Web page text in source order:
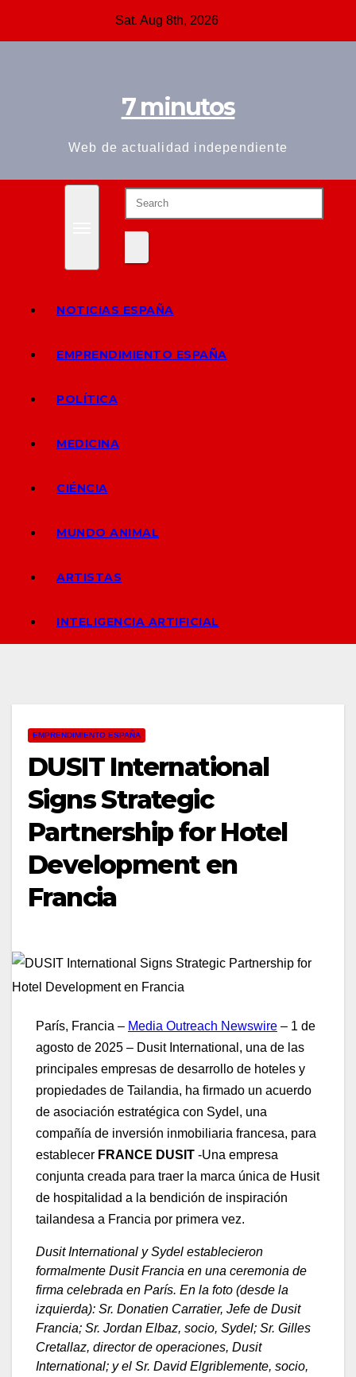
Sat. Aug 8th, 2026
7 minutos
Web de actualidad independiente
NOTICIAS ESPAÑA
EMPRENDIMIENTO ESPAÑA
POLÍTICA
MEDICINA
CIÉNCIA
MUNDO ANIMAL
ARTISTAS
INTELIGENCIA ARTIFICIAL
EMPRENDIMIENTO ESPAÑA
DUSIT International
Signs Strategic
Partnership for Hotel
Development en
Francia
París, Francia – Media Outreach Newswire – 1 de
agosto de 2025 – Dusit International, una de las
principales empresas de desarrollo de hoteles y
propiedades de Tailandia, ha firmado un acuerdo
de asociación estratégica con Sydel, una
compañía de inversión inmobiliaria francesa, para
establecer FRANCE DUSIT -Una empresa
conjunta creada para traer la marca única de Husit
de hospitalidad a la bendición de inspiración
tailandesa a Francia por primera vez.
Dusit International y Sydel establecieron
formalmente Dusit Francia en una ceremonia de
firma celebrada en París. En la foto (desde la
izquierda): Sr. Donatien Carratier, Jefe de Dusit
Francia; Sr. Jordan Elbaz, socio, Sydel; Sr. Gilles
Cretallaz, director de operaciones, Dusit
International; y el Sr. David Elgriblemente, socio,